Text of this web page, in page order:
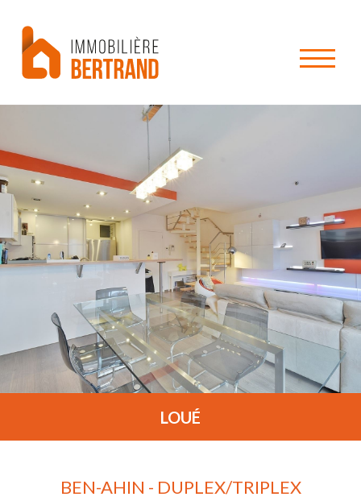
LOUÉ
BEN-AHIN - DUPLEX/TRIPLEX